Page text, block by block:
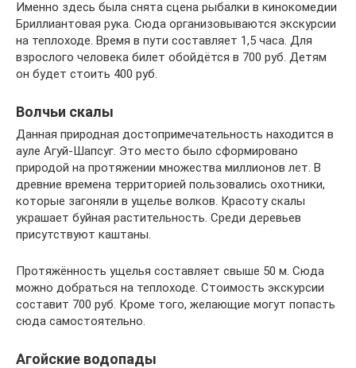
Именно здесь была снята сцена рыбалки в кинокомедии
Бриллиантовая рука. Сюда организовываются экскурсии
на теплоходе. Время в пути составляет 1,5 часа. Для
взрослого человека билет обойдётся в 700 руб. Детям
он будет стоить 400 руб.
Волчьи скалы
Данная природная достопримечательность находится в
ауле Агуй-Шапсуг. Это место было сформировано
природой на протяжении множества миллионов лет. В
древние времена территорией пользовались охотники,
которые загоняли в ущелье волков. Красоту скалы
украшает буйная растительность. Среди деревьев
присутствуют каштаны.
Протяжённость ущелья составляет свыше 50 м. Сюда
можно добраться на теплоходе. Стоимость экскурсии
составит 700 руб. Кроме того, желающие могут попасть
сюда самостоятельно.
Агойские водопады